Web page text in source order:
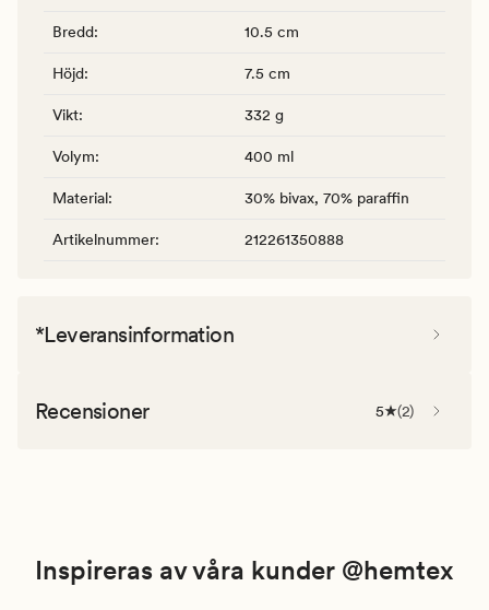
Bredd: 10.5 cm
Höjd: 7.5 cm
Vikt: 332 g
Volym: 400 ml
Material: 30% bivax, 70% paraffin
Artikelnummer: 212261350888
*Leveransinformation
Recensioner 5 (2)
Inspireras av våra kunder @hemtex